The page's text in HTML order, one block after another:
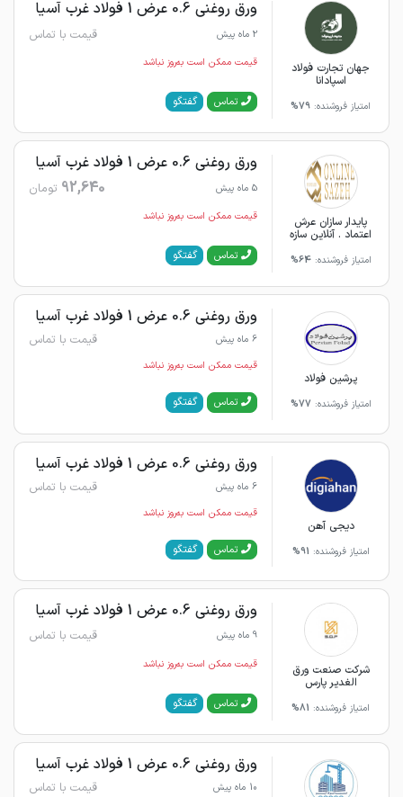
جهان تجارت فولاد
اسپادانا
امتیاز فروشنده: 79%
ورق روغنی 0.6 عرض 1 فولاد غرب آسیا
2 ماه پیش قیمت با تماس
قیمت ممکن است به‌روز نباشد
تماس گفتگو
پایدار سازان عرش
اعتماد . آنلاین سازه
امتیاز فروشنده:64%
ورق روغنی 0.6 عرض 1 فولاد غرب آسیا
5 ماه پیش 92,640 تومان
قیمت ممکن است به‌روز نباشد
تماس گفتگو
پرشین فولاد
امتیاز فروشنده: 77%
ورق روغنی 0.6 عرض 1 فولاد غرب آسیا
6 ماه پیش قیمت با تماس
قیمت ممکن است به‌روز نباشد
تماس گفتگو
دیجی آهن
امتیاز فروشنده: 91%
ورق روغنی 0.6 عرض 1 فولاد غرب آسیا
6 ماه پیش قیمت با تماس
قیمت ممکن است به‌روز نباشد
تماس گفتگو
شرکت صنعت ورق
الغدیر پارس
امتیاز فروشنده: 81%
ورق روغنی 0.6 عرض 1 فولاد غرب آسیا
9 ماه پیش قیمت با تماس
قیمت ممکن است به‌روز نباشد
تماس گفتگو
ورق روغنی 0.6 عرض 1 فولاد غرب آسیا
10 ماه پیش قیمت با تماس